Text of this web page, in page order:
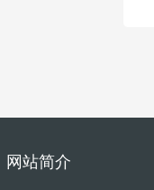
网站简介